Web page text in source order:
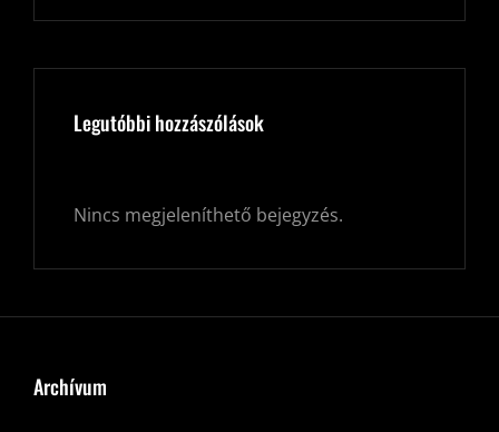
Legutóbbi hozzászólások
Nincs megjeleníthető bejegyzés.
Archívum